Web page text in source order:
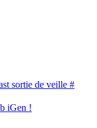
sortie de veille #
iGen !